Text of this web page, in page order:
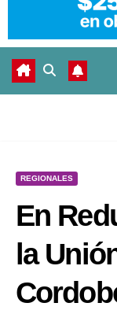
REGIONALES
En
la